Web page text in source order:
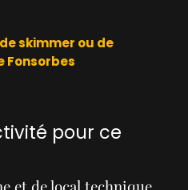
skimmer ou de
Fonsorbes
pour ce